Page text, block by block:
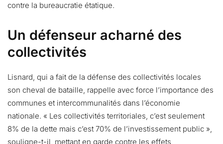
contre la bureaucratie étatique.
Un défenseur acharné des
collectivités
Lisnard, qui a fait de la défense des collectivités locales
son cheval de bataille, rappelle avec force l’importance des
communes et intercommunalités dans l’économie
nationale. « Les collectivités territoriales, c’est seulement
8% de la dette mais c’est 70% de l’investissement public »,
souligne-t-il, mettant en garde contre les effets